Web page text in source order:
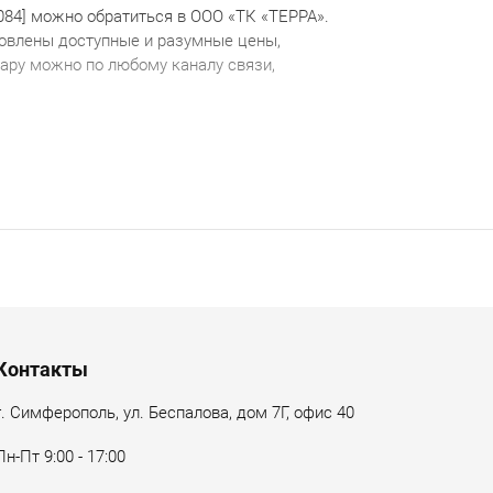
можно обратиться в ООО «ТК «ТЕРРА».
доступные и разумные цены,
можно по любому каналу связи,
Симферополь, ул. Беспалова, дом 7Г, офис 40
Пт 9:00 - 17:00